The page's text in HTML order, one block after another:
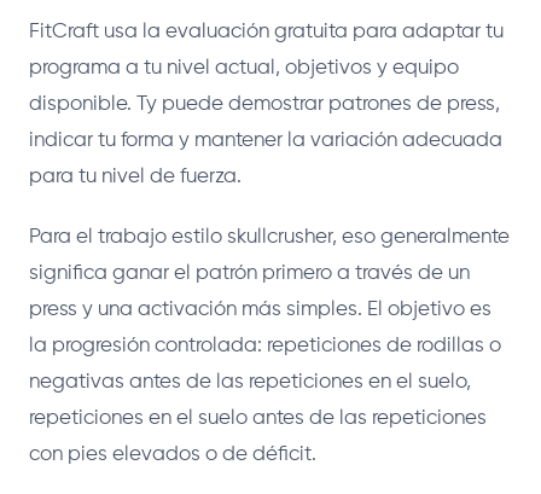
FitCraft usa la evaluación gratuita para adaptar tu
programa a tu nivel actual, objetivos y equipo
disponible. Ty puede demostrar patrones de press,
indicar tu forma y mantener la variación adecuada
para tu nivel de fuerza.
Para el trabajo estilo skullcrusher, eso generalmente
significa ganar el patrón primero a través de un
press y una activación más simples. El objetivo es
la progresión controlada: repeticiones de rodillas o
negativas antes de las repeticiones en el suelo,
repeticiones en el suelo antes de las repeticiones
con pies elevados o de déficit.